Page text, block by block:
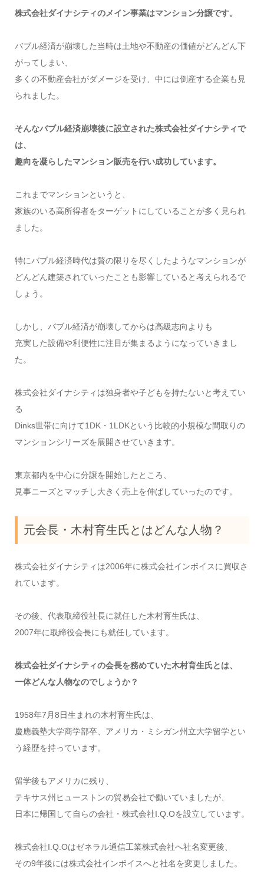
株式会社ダイナシティのメイン事業はマンション分譲です。
バブル経済が崩壊した当時は土地や不動産の価値がどんどん下
がってしまい、
多くの不動産会社がダメージを受け、中には倒産する企業も見
られました。
そんなバブル経済崩壊後に設立された株式会社ダイナシティで
は、
趣向を凝らしたマンション販売を行い成功しています。
これまでマンションというと、
家族のいる高所得者をターゲットにしていることが多く見られ
ました。
特にバブル経済時代は贅の限りを尽くしたようなマンションが
どんどん建築されていったことも影響していると考えられるで
しょう。
しかし、バブル経済が崩壊してからは高級志向よりも
充実した設備や利便性に注目が集まるようになっていきまし
た。
株式会社ダイナシティは独身者や子どもを持たないと考えてい
る
Dinks世帯に向けて1DK・1LDKという比較的小規模な間取りの
マンションシリーズを展開させていきます。
東京都内を中心に分譲を開始したところ、
見事ニーズとマッチし大きく売上を伸ばしていったのです。
元会長・木村育生氏とはどんな人物？
株式会社ダイナシティは2006年に株式会社インボイスに買収さ
れています。
その後、代表取締役社長に就任した木村育生氏は、
2007年に取締役会長にも就任しています。
株式会社ダイナシティの会長を務めていた木村育生氏とは、
一体どんな人物なのでしょうか？
1958年7月8日生まれの木村育生氏は、
慶應義塾大学商学部卒、アメリカ・ミシガン州立大学留学とい
う経歴を持っています。
留学後もアメリカに残り、
テキサス州ヒューストンの貿易会社で働いていましたが、
日本に帰国して自らの会社・株式会社I.Q.Oを設立しています。
株式会社I.Q.Oはゼネラル通信工業株式会社へ社名変更後、
その9年後には株式会社インボイスへと社名を変更しました。